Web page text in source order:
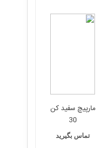
مارپیچ سفید کن
30
تماس بگیرید